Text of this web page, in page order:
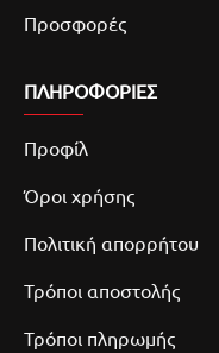
Προσφορές
ΠΛΗΡΟΦΟΡΙΕΣ
Προφίλ
Όροι χρήσης
Πολιτική απορρήτου
Τρόποι αποστολής
Τρόποι πληρωμής